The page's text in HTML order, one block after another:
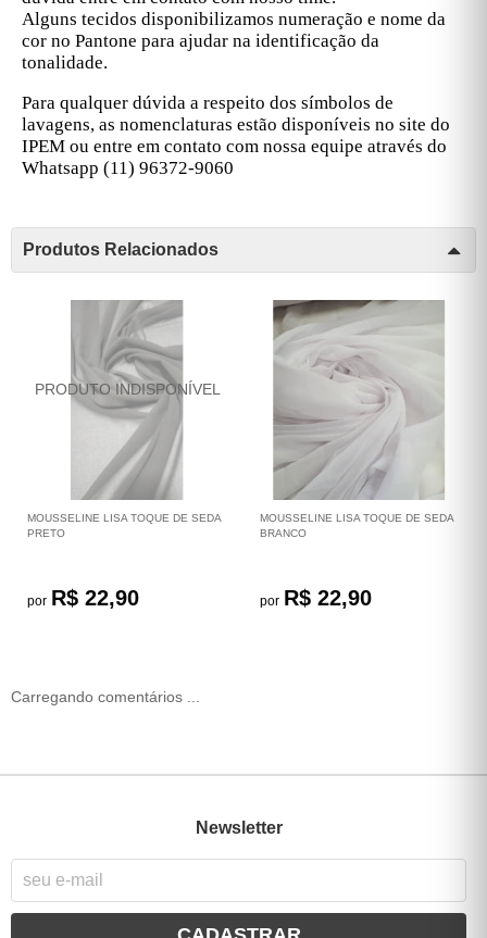
Alguns tecidos disponibilizamos numeração e nome da
cor no Pantone para ajudar na identificação da
tonalidade.
Para qualquer dúvida a respeito dos símbolos de
lavagens, as nomenclaturas estão disponíveis no site do
IPEM ou entre em contato com nossa equipe através do
Whatsapp (11) 96372-9060
Produtos Relacionados
MOUSSELINE LISA TOQUE DE SEDA
PRETO
por R$ 22,90
MOUSSELINE LISA TOQUE DE SEDA
BRANCO
por R$ 22,90
Carregando comentários ...
Newsletter